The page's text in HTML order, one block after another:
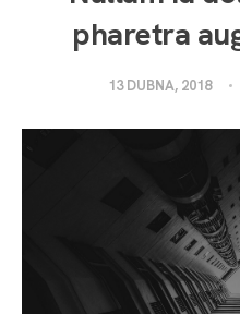
pharetra
13 DUBNA, 2018